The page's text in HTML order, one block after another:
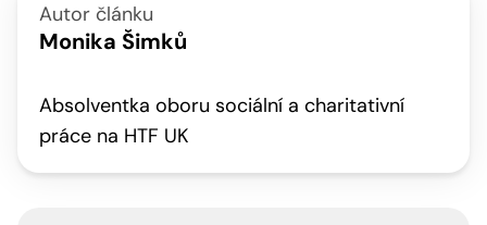
Autor článku
Monika Šimků
Absolventka oboru sociální a charitativní
práce na HTF UK